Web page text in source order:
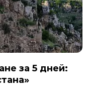
за 5 дней: